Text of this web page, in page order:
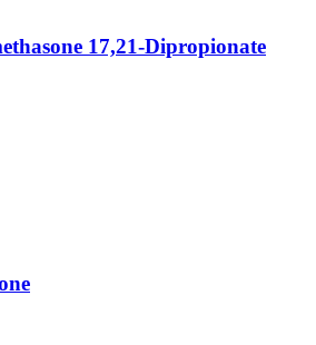
17,21-Dipropionate